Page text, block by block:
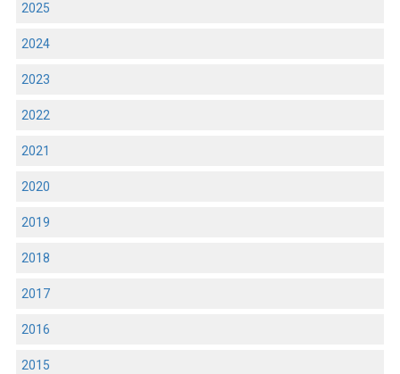
2025
2024
2023
2022
2021
2020
2019
2018
2017
2016
2015